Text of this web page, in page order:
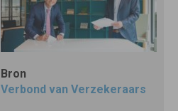
Bron
Verbond van Verzekeraars